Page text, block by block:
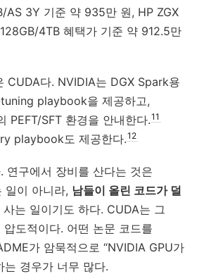
AS 3Y 기준 약 935만 원, HP ZGX
4TB 혜택가 기준 약 912.5만
CUDA다. NVIDIA는 DGX Spark용
playbook을 제공하고,
PEFT/SFT 환경을 안내한다.11
playbook도 제공한다.12
연구에서 장비를 산다는 것은
일이 아니라, 남들이 올린 코드가 덜
사는 일이기도 하다. CUDA는 그
압도적이다. 어떤 논문 코드를
가 암묵적으로 “NVIDIA GPU가
는 경우가 너무 많다.